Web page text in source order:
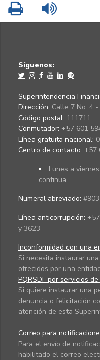
Imprimir
Síguenos:
Superintendencia
Dirección: Calle 7 No. 4 -
Código postal: 111711
Conmutador: +57 601
Línea gratuita nacional:
Centro de contacto: +57
Lunes a
continua.
Numeral abreviado:
Línea anticorrupción:
y 3623
Inconformidad con una
Si necesita instaurar
ofrecidos por una
PQRSDF por servicios
Si quiere instaurar una
denuncia o felicitación
atención de esta
Correo para
Para el envío de
habilitado el correo